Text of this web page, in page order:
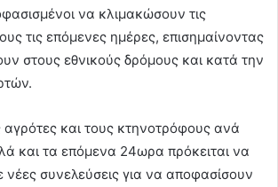
να κλιμακώσουν τις
τις επόμενες ημέρες, επισημαίνοντας
στους εθνικούς δρόμους και κατά την
και τους κτηνοτρόφους ανά
και τα επόμενα 24ωρα πρόκειται να
συνελεύσεις για να αποφασίσουν